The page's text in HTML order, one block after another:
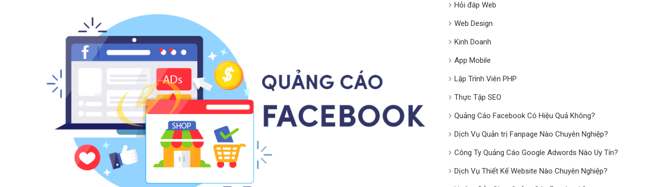
Hỏi đáp Web
Web Design
Kinh Doanh
App Mobile
Lập Trình Viên PHP
Thực Tập SEO
Quảng Cáo Facebook Có Hiệu Quả Không?
Dịch Vụ Quản trị Fanpage Nào Chuyên Nghiệp?
Công Ty Quảng Cáo Google Adwords Nào Uy Tín?
Dịch Vụ Thiết Kế Website Nào Chuyên Nghiệp?